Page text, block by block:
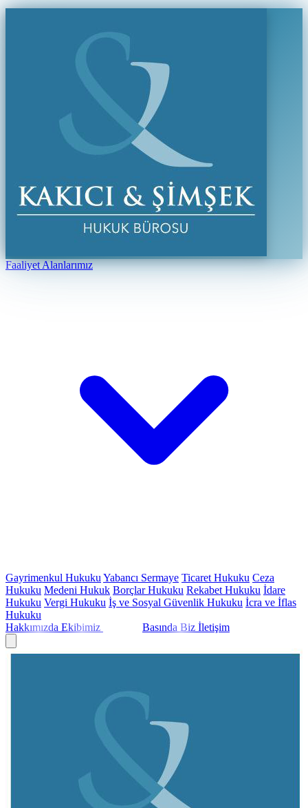
Faaliyet Alanlarımız
Gayrimenkul Hukuku Yabancı Sermaye Ticaret Hukuku Ceza
Hukuku Medeni Hukuk Borçlar Hukuku Rekabet Hukuku İdare
Hukuku Vergi Hukuku İş ve Sosyal Güvenlik Hukuku İcra ve İflas
Hukuku
Hakkımızda Ekibimiz Basında Biz İletişim